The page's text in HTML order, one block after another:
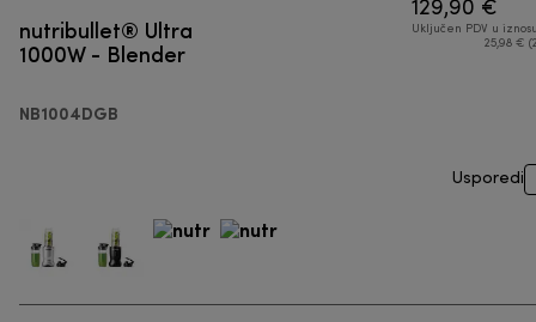
nutribullet® Ultra
1000W - Blender
NB1004DGB
129,90 €
Uključen PDV u
25,98 €
Usporedi